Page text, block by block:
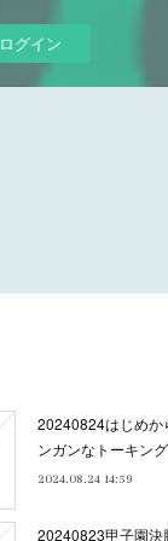
ログイン
20240824はじめか
ンガンなトーキング
2024.08.24 14:59
20240823甲子園決